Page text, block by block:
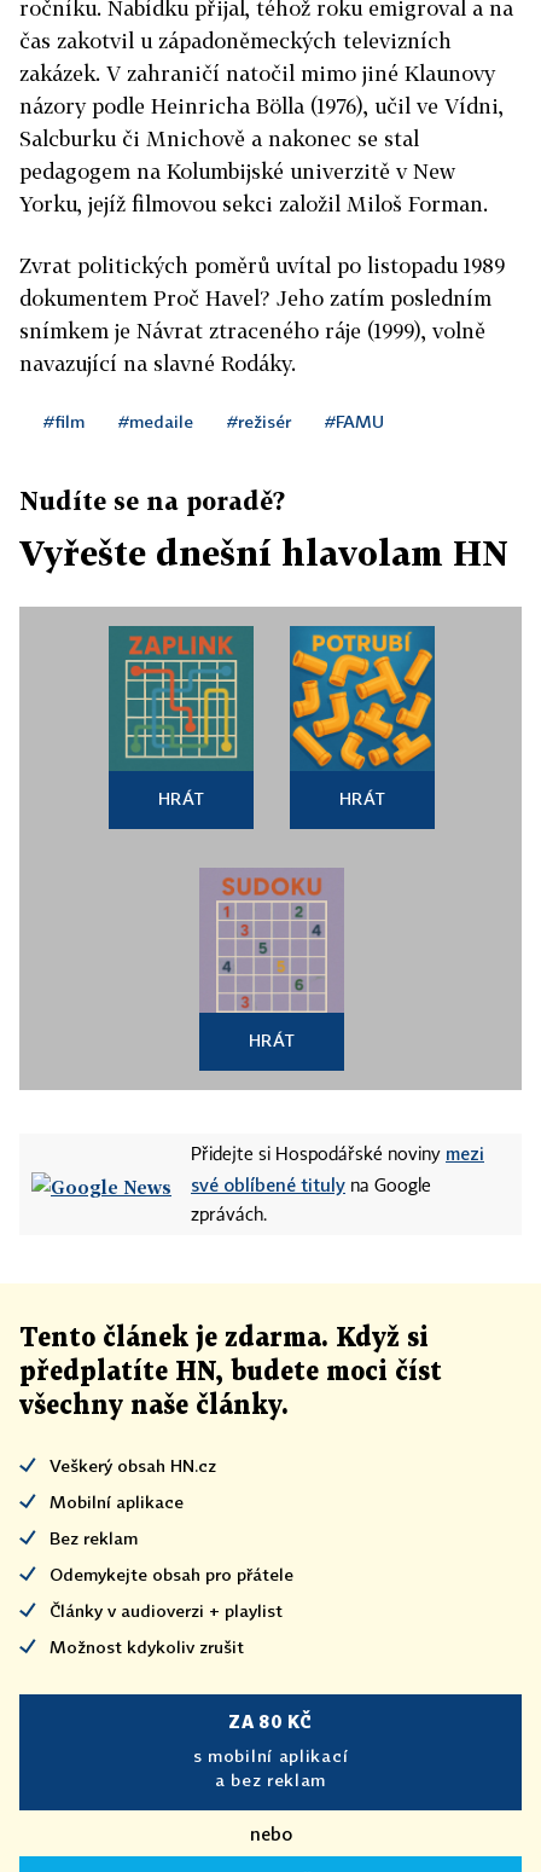
ročníku. Nabídku přijal, téhož roku emigroval a na
čas zakotvil u západoněmeckých televizních
zakázek. V zahraničí natočil mimo jiné Klaunovy
názory podle Heinricha Bölla (1976), učil ve Vídni,
Salcburku či Mnichově a nakonec se stal
pedagogem na Kolumbijské univerzitě v New
Yorku, jejíž filmovou sekci založil Miloš Forman.
Zvrat politických poměrů uvítal po listopadu 1989
dokumentem Proč Havel? Jeho zatím posledním
snímkem je Návrat ztraceného ráje (1999), volně
navazující na slavné Rodáky.
#film #medaile #režisér #FAMU
Nudíte se na poradě?
Vyřešte dnešní hlavolam HN
HRÁT HRÁT
HRÁT
Přidejte si Hospodářské noviny mezi
své oblíbené tituly na Google
zprávách.
Tento článek je zdarma. Když si
předplatíte HN, budete moci číst
všechny naše články.
Veškerý obsah HN.cz
Mobilní aplikace
Bez reklam
Odemykejte obsah pro přátele
Články v audioverzi + playlist
Možnost kdykoliv zrušit
ZA 80 KČ
s mobilní aplikací
a bez reklam
nebo